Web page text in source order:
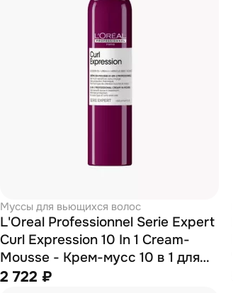
Муссы для вьющихся волос
L'Oreal Professionnel Serie Expert
Curl Expression 10 In 1 ​Cream-
Mousse - Крем-мусс 10 в 1 для
кудрявых волос 250 мл
2 722 ₽